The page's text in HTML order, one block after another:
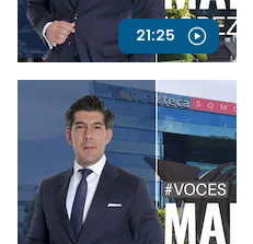
21:25